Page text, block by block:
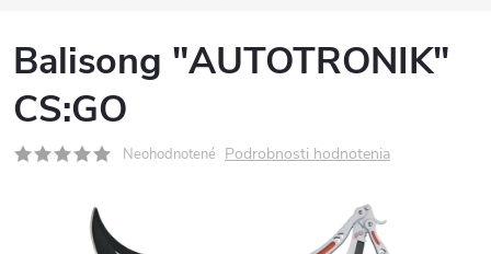
Balisong "AUTOTRONIK"
CS:GO
Neohodnotené Podrobnosti hodnotenia